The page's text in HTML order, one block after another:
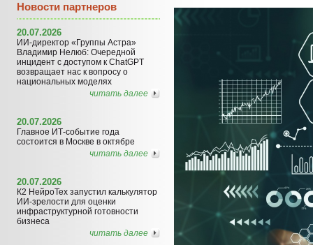
Новости партнеров
20.07.2026
ИИ-директор «Группы Астра»
Владимир Нелюб: Очередной
инцидент с доступом к ChatGPT
возвращает нас к вопросу о
национальных моделях
читать далее
20.07.2026
Главное ИТ-событие года
состоится в Москве в октябре
читать далее
20.07.2026
К2 НейроТех запустил калькулятор
ИИ-зрелости для оценки
инфраструктурной готовности
бизнеса
читать далее